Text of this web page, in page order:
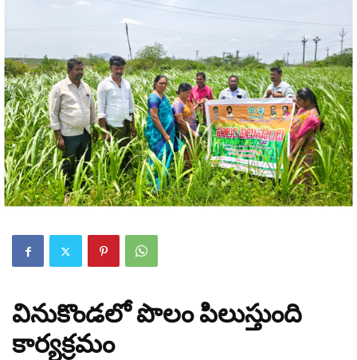
వినుకొండలో పొలం పిలుస్తుంది
కార్యక్రమం